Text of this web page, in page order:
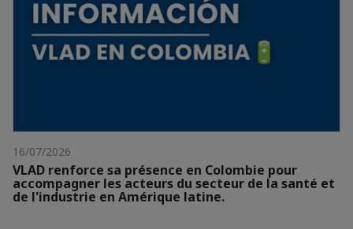
16/07/2026
VLAD renforce sa présence en Colombie pour
accompagner les acteurs du secteur de la santé et
de l'industrie en Amérique latine.